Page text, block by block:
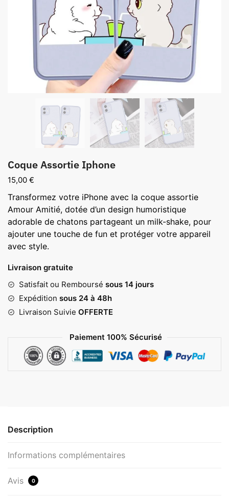
Coque Assortie Iphone
15,00 €
Transformez votre iPhone avec la coque assortie
Amour Amitié, dotée d’un design humoristique
adorable de chatons partageant un milk-shake, pour
ajouter une touche de fun et protéger votre appareil
avec style.
Livraison gratuite
Satisfait ou Remboursé sous 14 jours
Expédition sous 24 à 48h
Livraison Suivie OFFERTE
Paiement 100% Sécurisé
Description
Informations complémentaires
Avis 0